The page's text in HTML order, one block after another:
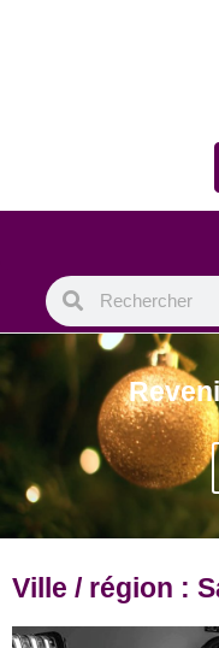
Ville / région :